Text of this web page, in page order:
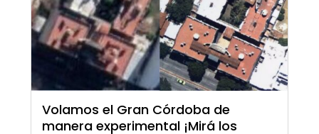
Volamos el Gran Córdoba de
manera experimental ¡Mirá los